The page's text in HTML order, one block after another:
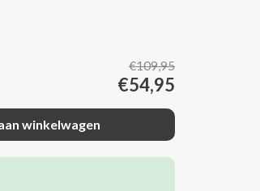
€109,95
€54,95
winkelwagen